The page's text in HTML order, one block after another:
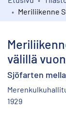
Kokoelmat
välillä
Sjöfarten
1929